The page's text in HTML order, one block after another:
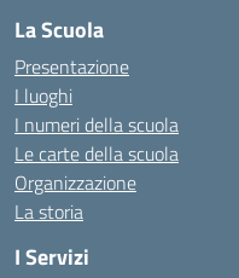
La Scuola
Presentazione
I luoghi
I numeri della scuola
Le carte della scuola
Organizzazione
La storia
I Servizi